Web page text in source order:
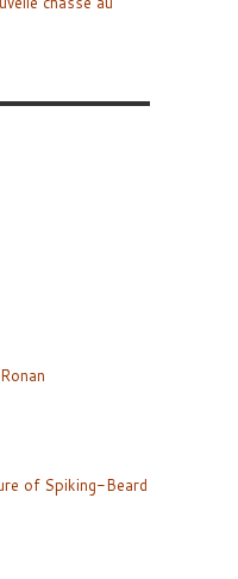
of Spiking-Beard